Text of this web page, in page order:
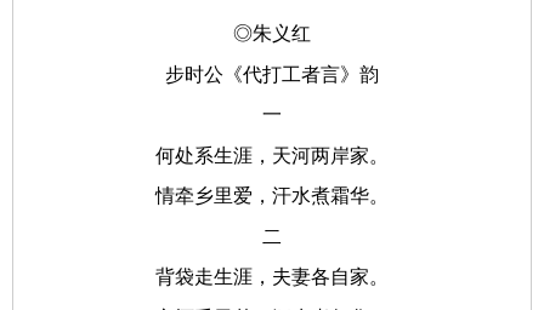
◎朱义红
步时公《代打工者言》韵
一
何处系生涯，天河两岸家。
情牵乡里爱，汗水煮霜华。
二
背袋走生涯，夫妻各自家。